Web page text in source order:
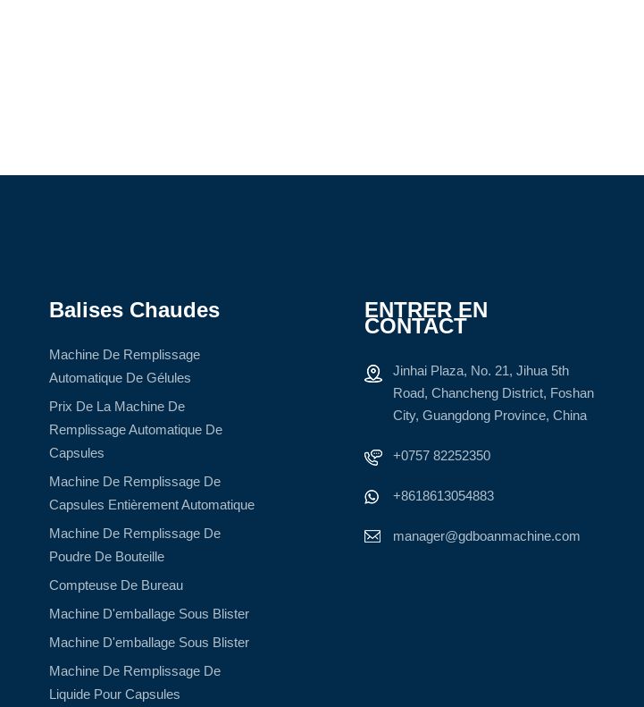
Balises Chaudes
Machine De Remplissage
Automatique De Gélules
Prix De La Machine De
Remplissage Automatique De
Capsules
Machine De Remplissage De
Capsules Entièrement Automatique
Machine De Remplissage De
Poudre De Bouteille
Compteuse De Bureau
Machine D'emballage Sous Blister
Machine D'emballage Sous Blister
Machine De Remplissage De
Liquide Pour Capsules
ENTRER EN
CONTACT
Jinhai Plaza, No. 21, Jihua 5th
Road, Chancheng District, Foshan
City, Guangdong Province, China
+0757 82252350
+8618613054883
manager@gdboanmachine.com